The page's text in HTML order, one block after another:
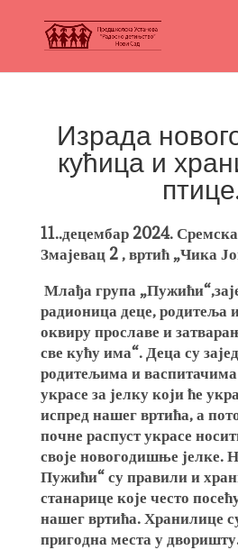
Израда
кућица и
11..децембар 2024.
Змајевац 2 , вртић „Чика
Млађа група
радионица деце, родитеља
оквиру прославе и
све кућу има“. Деца су
родитељима и
украсе за јелку који ће
испред нашег вртића, а
почне распуст украсе
своје новогодишње јелке.
Пужићи“ су правили и
станарице које често
нашег вртића. Хранилице
пригодна места у